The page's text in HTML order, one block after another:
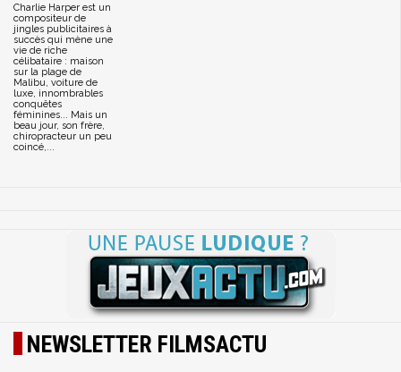
Charlie Harper est un
compositeur de
jingles publicitaires à
succès qui mène une
vie de riche
célibataire : maison
sur la plage de
Malibu, voiture de
luxe, innombrables
conquêtes
féminines... Mais un
beau jour, son frère,
chiropracteur un peu
coincé,...
NEWSLETTER FILMSACTU